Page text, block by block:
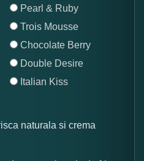
Pearl & Ruby
Trois Mousse
Chocolate Berry
Double Desire
Italian Kiss
naturala si crema